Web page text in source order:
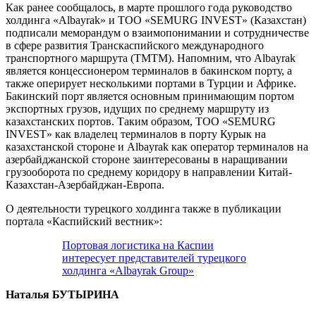
Как ранее сообщалось, в марте прошлого года руководство
холдинга «Albayrak» и ТОО «SEMURG INVEST» (Казахстан)
подписали меморандум о взаимопонимании и сотрудничестве
в сфере развития Транскаспийского международного
транспортного маршрута (ТМТМ). Напомним, что Albayrak
является концессионером терминалов в бакинском порту, а
также оперирует несколькими портами в Турции и Африке.
Бакинский порт является основным принимающим портом
экспортных грузов, идущих по среднему маршруту из
казахстанских портов. Таким образом, ТОО «SEMURG
INVEST» как владелец терминалов в порту Курык на
казахстанской стороне и Albayrak как оператор терминалов на
азербайджанской стороне заинтересованы в наращивании
грузооборота по среднему коридору в направлении Китай-
Казахстан-Азербайджан-Европа.
О деятельности турецкого холдинга также в публикации
портала «Каспийский вестник»:
Портовая логистика на Каспии
интересует представителей турецкого
холдинга «Albayrak Group»
Наталья БУТЫРИНА